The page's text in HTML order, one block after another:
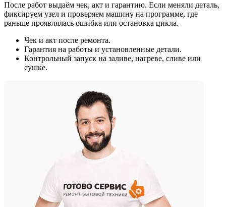
После работ выдаём чек, акт и гарантию. Если меняли деталь,
фиксируем узел и проверяем машину на программе, где
раньше проявлялась ошибка или остановка цикла.
Чек и акт после ремонта.
Гарантия на работы и установленные детали.
Контрольный запуск на заливе, нагреве, сливе или
сушке.